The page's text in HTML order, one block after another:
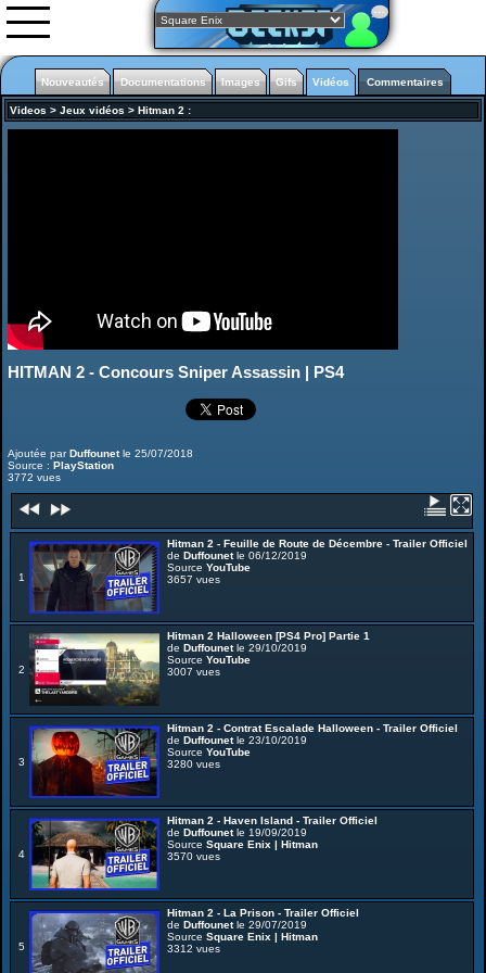
Classement
L'équipe
Partenariats
Final fantasy Dissidia NT
Nouveautés Documentations Images Gifs Vidéos Commentaires
Videos > Jeux vidéos > Hitman 2 :
HITMAN 2 - Concours Sniper Assassin | PS4
Ajoutée parDuffounetle 25/07/2018
Source : PlayStation
3772 vues
1
Hitman 2 - Feuille de Route de Décembre - Trailer Officiel
de Duffounetle 06/12/2019
Source YouTube
3657 vues
2
Hitman 2 Halloween [PS4 Pro] Partie 1
de Duffounetle 29/10/2019
Source YouTube
3007 vues
3
Hitman 2 - Contrat Escalade Halloween - Trailer Officiel
de Duffounetle 23/10/2019
Source YouTube
3280 vues
4
Hitman 2 - Haven Island - Trailer Officiel
de Duffounetle 19/09/2019
Source Square Enix | Hitman
3570 vues
5
Hitman 2 - La Prison - Trailer Officiel
de Duffounetle 29/07/2019
Source Square Enix | Hitman
3312 vues